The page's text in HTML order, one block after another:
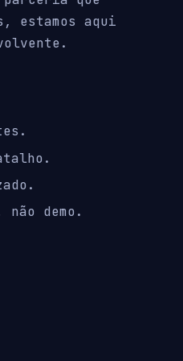
estamos aqui
demo.